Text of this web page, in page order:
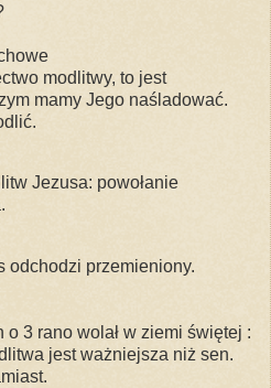
modlitwy, to jest
mamy Jego naśladować.
Jezusa: powołanie
odchodzi przemieniony.
o 3 rano wolał w ziemi świętej :
jest ważniejsza niż sen.